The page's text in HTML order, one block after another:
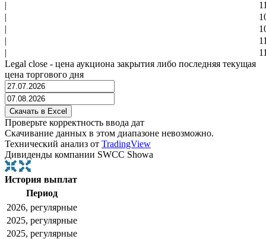
|
|
|
|
|
Legal close - цена аукциона закрытия либо последняя текущая
цена торгового дня
Проверьте корректность ввода дат
Скачивание данных в этом диапазоне невозможно.
Технический анализ от TradingView
Дивиденды компании SWCC Showa
История выплат
Период
2026, регулярные
2025, регулярные
2025, регулярные